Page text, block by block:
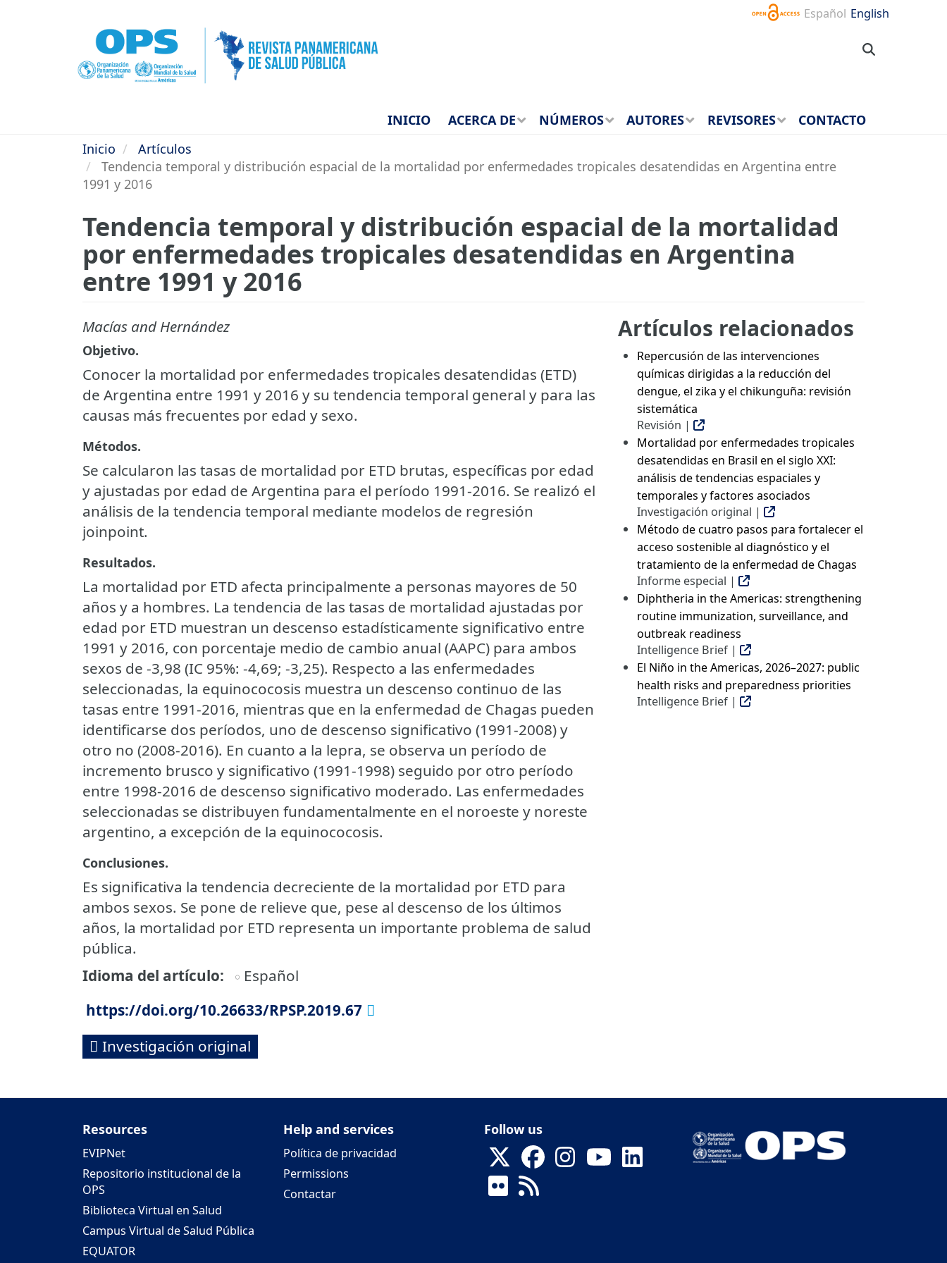
Español English
INICIO ACERCA DE NÚMEROS AUTORES REVISORES
CONTACTO
Inicio
Artículos
Tendencia temporal y distribución espacial de la mortalidad por enfermedades tropicales desatendidas en Argentina entre
1991 y 2016
Tendencia temporal y distribución espacial de la mortalidad
por enfermedades tropicales desatendidas en Argentina
entre 1991 y 2016
Macías and Hernández
Objetivo.
Conocer la mortalidad por enfermedades tropicales desatendidas (ETD)
de Argentina entre 1991 y 2016 y su tendencia temporal general y para las
causas más frecuentes por edad y sexo.
Métodos.
Se calcularon las tasas de mortalidad por ETD brutas, específicas por edad
y ajustadas por edad de Argentina para el período 1991-2016. Se realizó el
análisis de la tendencia temporal mediante modelos de regresión
joinpoint.
Resultados.
La mortalidad por ETD afecta principalmente a personas mayores de 50
años y a hombres. La tendencia de las tasas de mortalidad ajustadas por
edad por ETD muestran un descenso estadísticamente significativo entre
1991 y 2016, con porcentaje medio de cambio anual (AAPC) para ambos
sexos de -3,98 (IC 95%: -4,69; -3,25). Respecto a las enfermedades
seleccionadas, la equinococosis muestra un descenso continuo de las
tasas entre 1991-2016, mientras que en la enfermedad de Chagas pueden
identificarse dos períodos, uno de descenso significativo (1991-2008) y
otro no (2008-2016). En cuanto a la lepra, se observa un período de
incremento brusco y significativo (1991-1998) seguido por otro período
entre 1998-2016 de descenso significativo moderado. Las enfermedades
seleccionadas se distribuyen fundamentalmente en el noroeste y noreste
argentino, a excepción de la equinococosis.
Conclusiones.
Es significativa la tendencia decreciente de la mortalidad por ETD para
ambos sexos. Se pone de relieve que, pese al descenso de los últimos
años, la mortalidad por ETD representa un importante problema de salud
pública.
Idioma del artículo
Español
https://doi.org/10.26633/RPSP.2019.67
Investigación original
Artículos relacionados
Repercusión de las intervenciones
químicas dirigidas a la reducción del
dengue, el zika y el chikunguña: revisión
sistemática
Revisión |
Mortalidad por enfermedades tropicales
desatendidas en Brasil en el siglo XXI:
análisis de tendencias espaciales y
temporales y factores asociados
Investigación original |
Método de cuatro pasos para fortalecer el
acceso sostenible al diagnóstico y el
tratamiento de la enfermedad de Chagas
Informe especial |
Diphtheria in the Americas: strengthening
routine immunization, surveillance, and
outbreak readiness
Intelligence Brief |
El Niño in the Americas, 2026–2027: public
health risks and preparedness priorities
Intelligence Brief |
Resources
EVIPNet
Repositorio institucional de la
OPS
Biblioteca Virtual en Salud
Campus Virtual de Salud Pública
EQUATOR
Help and services
Política de privacidad
Permissions
Contactar
Follow us